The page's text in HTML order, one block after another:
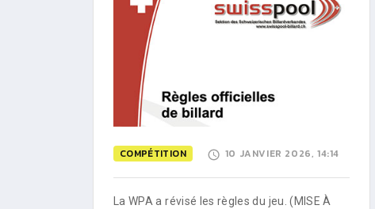
COMPÉTITION 10 JANVIER 2026, 14:14
La WPA a révisé les règles du jeu. (MISE À